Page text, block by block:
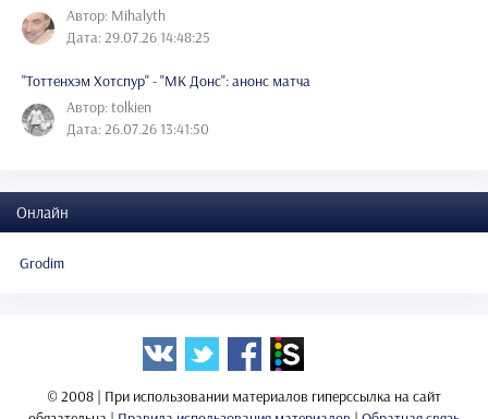
Автор: Mihalyth
Дата: 29.07.26 14:48:25
"Тоттенхэм Хотспур" - "МК Донс": анонс матча
Автор: tolkien
Дата: 26.07.26 13:41:50
Онлайн
Grodim
© 2008 | При использовании материалов гиперссылка на сайт